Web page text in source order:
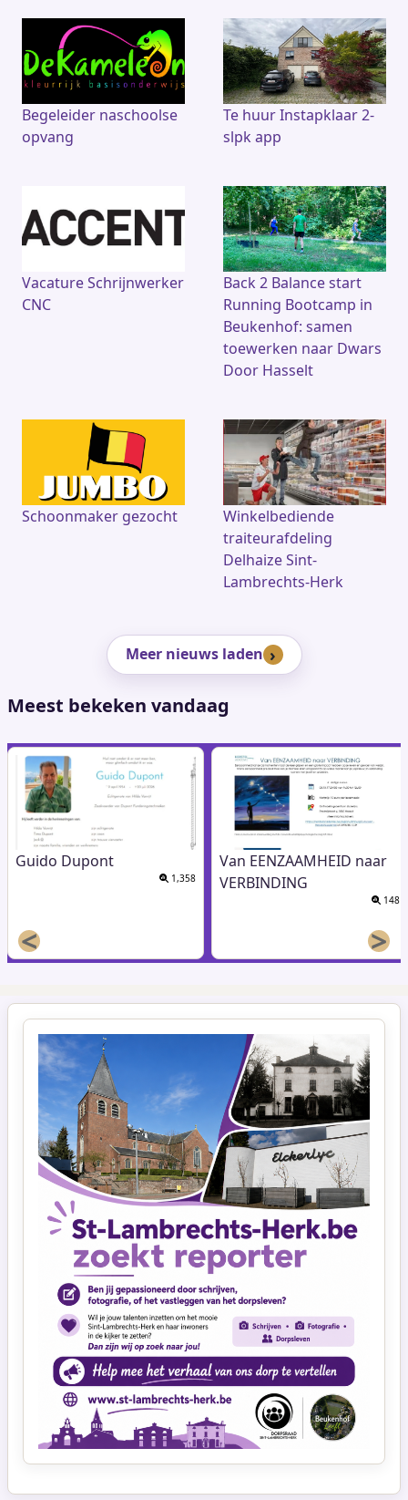
Begeleider naschoolse
opvang
Te huur Instapklaar 2-
slpk app
Vacature Schrijnwerker
CNC
Back 2 Balance start
Running Bootcamp in
Beukenhof: samen
toewerken naar Dwars
Door Hasselt
Schoonmaker gezocht
Winkelbediende
traiteurafdeling
Delhaize Sint-
Lambrechts-Herk
Meer nieuws laden
Meest bekeken vandaag
Guido Dupont
1,358
Van EENZAAMHEID naar
VERBINDING
148
< >